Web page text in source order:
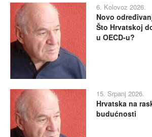
6. Kolovoz 2026.
Novo
Što Hrvatskoj
u OECD-u?
15. Srpanj 2026.
Hrvatska na
budućnosti